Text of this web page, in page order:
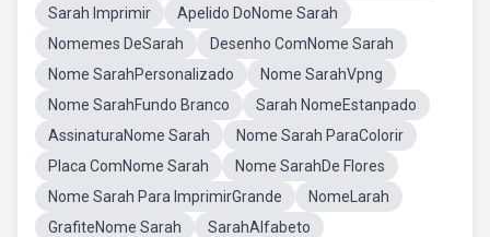
Sarah Imprimir
Apelido DoNome Sarah
Nomemes DeSarah
Desenho ComNome Sarah
Nome SarahPersonalizado
Nome SarahVpng
Nome SarahFundo Branco
Sarah NomeEstanpado
AssinaturaNome Sarah
Nome Sarah ParaColorir
Placa ComNome Sarah
Nome SarahDe Flores
Nome Sarah Para ImprimirGrande
NomeLarah
GrafiteNome Sarah
SarahAlfabeto